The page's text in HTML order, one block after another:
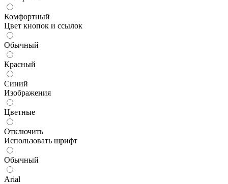
Комфортный
Цвет кнопок и ссылок
Обычный
Красный
Синий
Изображения
Цветные
Отключить
Использовать шрифт
Обычный
Arial